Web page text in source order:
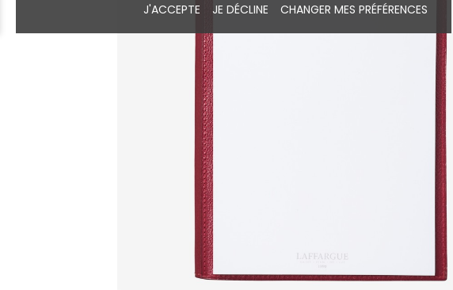
J'ACCEPTE JE DÉCLINE CHANGER MES PRÉFÉRENCES